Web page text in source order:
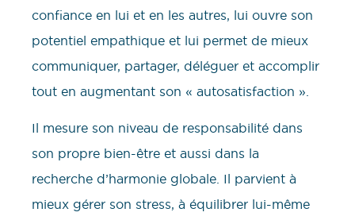
confiance en lui et en les autres, lui ouvre son
potentiel empathique et lui permet de mieux
communiquer, partager, déléguer et accomplir
tout en augmentant son « autosatisfaction ».
Il mesure son niveau de responsabilité dans
son propre bien-être et aussi dans la
recherche d’harmonie globale. Il parvient à
mieux gérer son stress, à équilibrer lui-même